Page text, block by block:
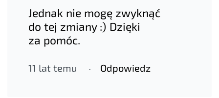
Jednak nie mogę zwyknąć
do tej zmiany :) Dzięki
za pomóc.
11 lat temu Odpowiedz